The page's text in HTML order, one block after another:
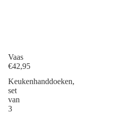
Vaas
€42,95
Keukenhanddoeken,
set
van
3